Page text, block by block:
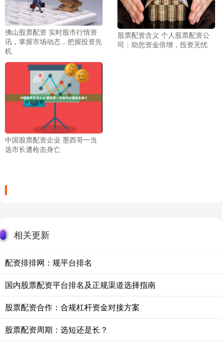
佛山股票配资 实时股市行情资
讯，掌握市场动态，把握投资先
机
股票配资含义 个人股票配资公
司：助您资金倍增，投资无忧
中国股票配资企业 墨西哥一当
选市长遭枪击身亡
相关更新
配资排排网：规平台排名
国内股票配资平台排名及正规渠道选择指南
股票配资合作：合规杠杆资金对接方案
股票配资周期：选短还是长？